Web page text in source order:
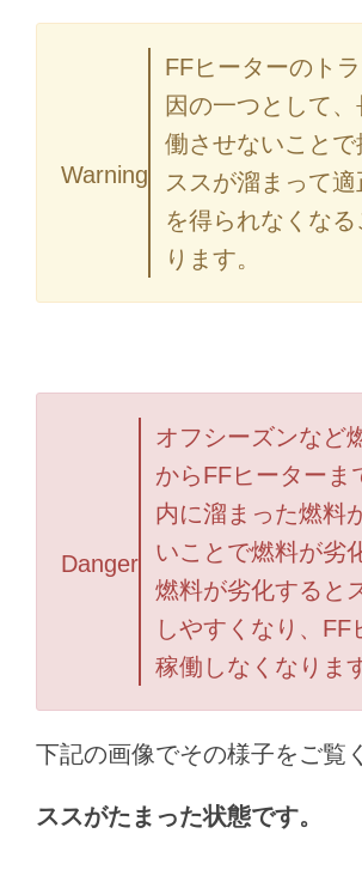
Warning
FFヒーターのト
因の一つとして
働させないことで
ススが溜まって
を得られなくな
ります。
Danger
オフシーズンなど
からFFヒーターま
内に溜まった燃料
いことで燃料が劣
燃料が劣化すると
しやすくなり、FF
稼働しなくなりま
下記の画像でその様子をご覧
ススがたまった状態です。